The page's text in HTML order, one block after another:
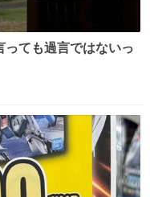
っても過言ではないっ